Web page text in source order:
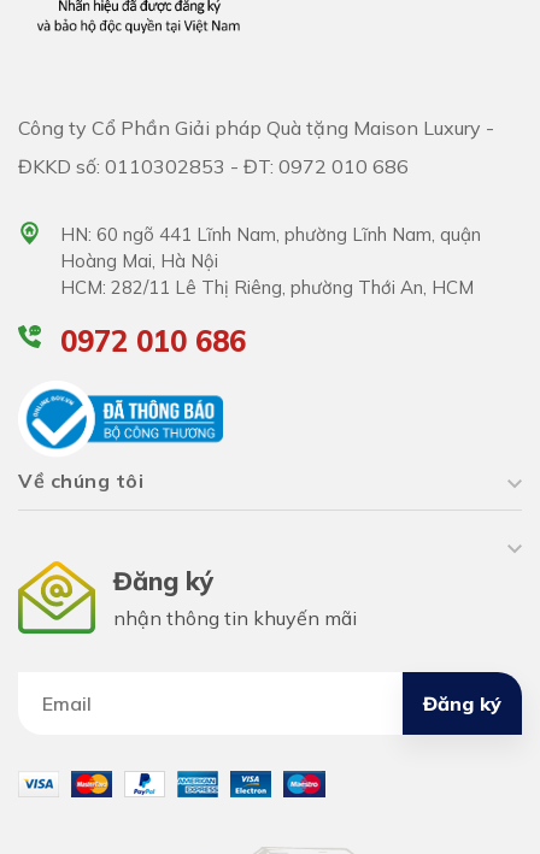
Công ty Cổ Phần Giải pháp Quà tặng Maison Luxury -
ĐKKD số: 0110302853 - ĐT: 0972 010 686
HN: 60 ngõ 441 Lĩnh Nam, phường Lĩnh Nam, quận
Hoàng Mai, Hà Nội
HCM: 282/11 Lê Thị Riêng, phường Thới An, HCM
0972 010 686
Về chúng tôi
Đăng ký
nhận thông tin khuyến mãi
Đăng ký